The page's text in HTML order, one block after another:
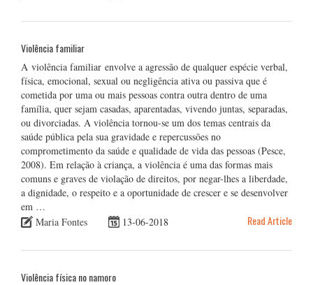
Violência familiar
A violência familiar envolve a agressão de qualquer espécie verbal,
física, emocional, sexual ou negligência ativa ou passiva que é
cometida por uma ou mais pessoas contra outra dentro de uma
família, quer sejam casadas, aparentadas, vivendo juntas, separadas,
ou divorciadas. A violência tornou-se um dos temas centrais da
saúde pública pela sua gravidade e repercussões no
comprometimento da saúde e qualidade de vida das pessoas (Pesce,
2008). Em relação à criança, a violência é uma das formas mais
comuns e graves de violação de direitos, por negar-lhes a liberdade,
a dignidade, o respeito e a oportunidade de crescer e se desenvolver
em …
Maria Fontes
13-06-2018 Read Article
Violência física no namoro